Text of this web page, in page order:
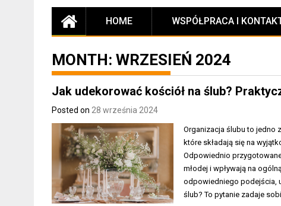
HOME WSPÓŁPRACA I
MONTH: WRZESIEŃ 2024
Jak udekorować kościół na ślub?
Posted on 28 września 2024
Organizacja ślubu to jedno
które składają się na
Odpowiednio
młodej i wpływają na
odpowiedniego podejścia,
ślub? To pytanie zadaje